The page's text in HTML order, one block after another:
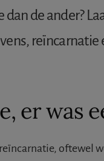
dan de ander?
er was
oftewel